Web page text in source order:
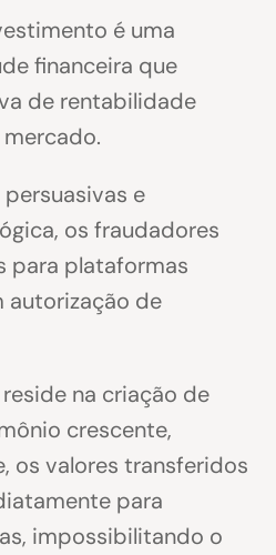
é uma
financeira que
de rentabilidade
e
os fraudadores
para plataformas
autorização de
na criação de
crescente,
os valores transferidos
para
impossibilitando o